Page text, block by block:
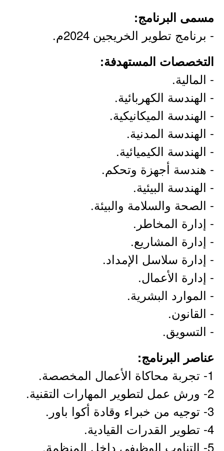
مسمى البرنامج:
- برنامج تطوير الخريجين 2024م.
التخصصات المستهدفة:
- المالية.
- الهندسة الكهربائية.
- الهندسة الميكانيكية.
- الهندسة المدنية.
- الهندسة الكيميائية.
- هندسة أجهزة وتحكم.
- الهندسة البيئية.
- الصحة والسلامة والبيئة.
- إدارة المخاطر.
- إدارة المشاريع.
- إدارة سلاسل الإمداد.
- إدارة الأعمال.
- الموارد البشرية.
- القانون.
- التسويق.
عناصر البرنامج:
1- تجربة محاكاة الأعمال المخصصة.
2- ورش عمل لتطوير المهارات التقنية.
3- توجيه من خبراء وقادة أكوا باور.
4- تطوير القدرات القيادية.
5- التناوب الوظيفي داخل المنظمة.